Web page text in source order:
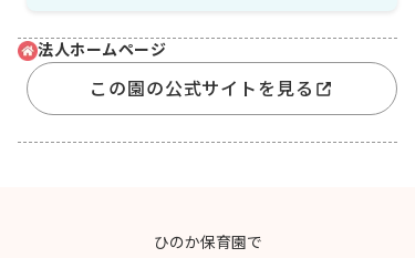
法人ホームページ
この園の公式サイトを見る
ひのか保育園で